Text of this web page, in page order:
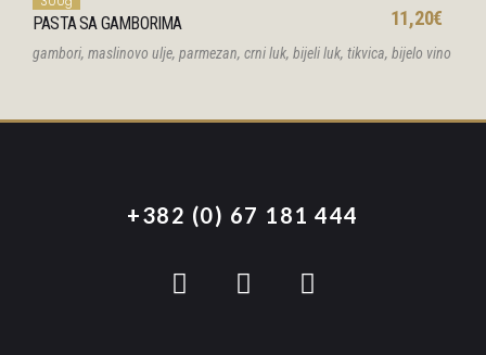
PASTA SA GAMBORIMA 11,20€
gambori, maslinovo ulje, parmezan, crni luk, bijeli luk, tikvica, bijelo vino
+382 (0) 67 181 444